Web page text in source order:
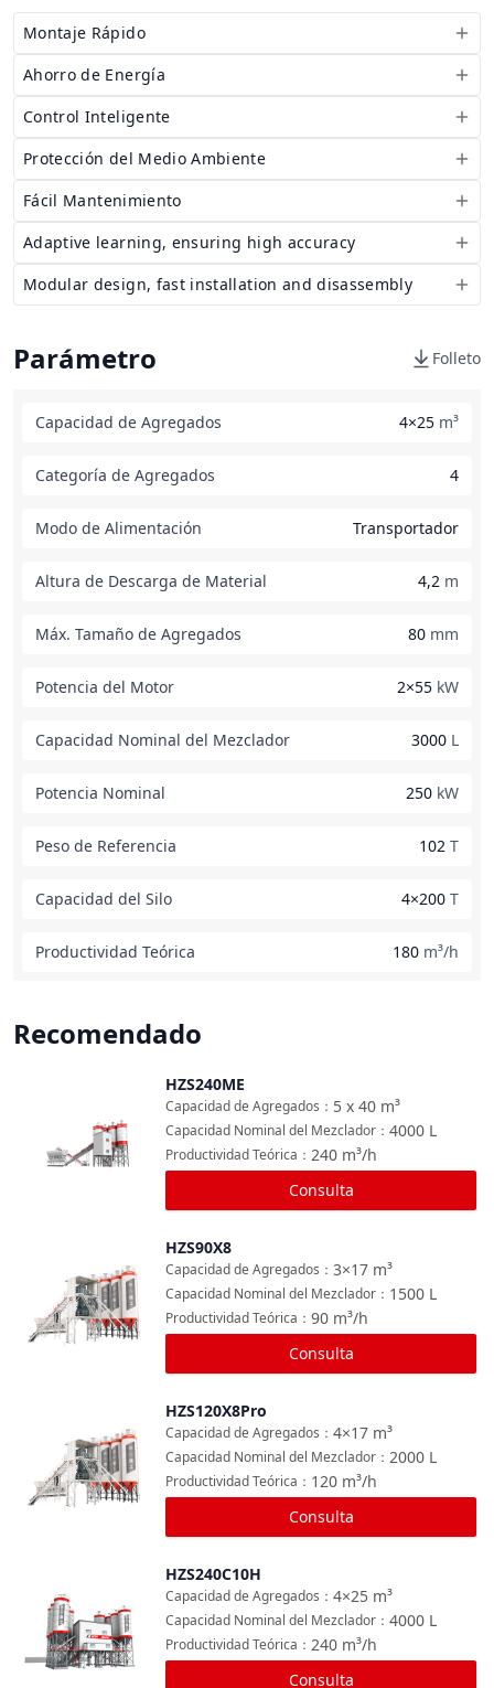
Montaje Rápido
Ahorro de Energía
Control Inteligente
Protección del Medio Ambiente
Fácil Mantenimiento
Adaptive learning, ensuring high accuracy
Modular design, fast installation and disassembly
Parámetro Folleto
Capacidad de Agregados 4×25 m³
Categoría de Agregados 4
Modo de Alimentación Transportador
Altura de Descarga de Material 4,2 m
Máx. Tamaño de Agregados 80 mm
Potencia del Motor 2×55 kW
Capacidad Nominal del Mezclador 3000 L
Potencia Nominal 250 kW
Peso de Referencia 102 T
Capacidad del Silo 4×200 T
Productividad Teórica 180 m³/h
Recomendado
HZS240ME
5 x 40 m³
Capacidad de Agregados ：
4000 L
Capacidad Nominal del Mezclador ：
240 m³/h
Productividad Teórica ：
Consulta
HZS90X8
3×17 m³
Capacidad de Agregados ：
1500 L
Capacidad Nominal del Mezclador ：
90 m³/h
Productividad Teórica ：
Consulta
HZS120X8Pro
4×17 m³
Capacidad de Agregados ：
2000 L
Capacidad Nominal del Mezclador ：
120 m³/h
Productividad Teórica ：
Consulta
HZS240C10H
4×25 m³
Capacidad de Agregados ：
4000 L
Capacidad Nominal del Mezclador ：
240 m³/h
Productividad Teórica ：
Consulta